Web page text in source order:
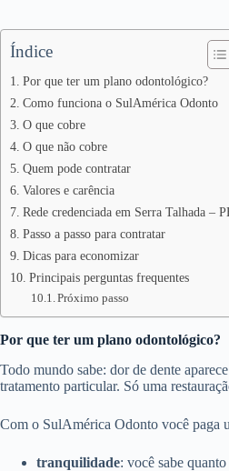
Índice
Por que ter um plano odontológico?
Como funciona o SulAmérica Odonto
O que cobre
O que não cobre
Quem pode contratar
Valores e carência
Rede credenciada em Serra Talhada –
Passo a passo para contratar
Dicas para economizar
Principais perguntas frequentes
Próximo passo
Por que ter um plano odontológico?
Todo mundo sabe: dor de dente
tratamento particular. Só uma
Com o SulAmérica Odonto você paga
tranquilidade: você sabe